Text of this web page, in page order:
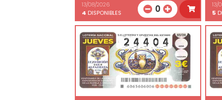
13/08/2026
4 DISPONIBLES 0
13/
5